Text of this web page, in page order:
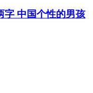
字 中国个性的男孩